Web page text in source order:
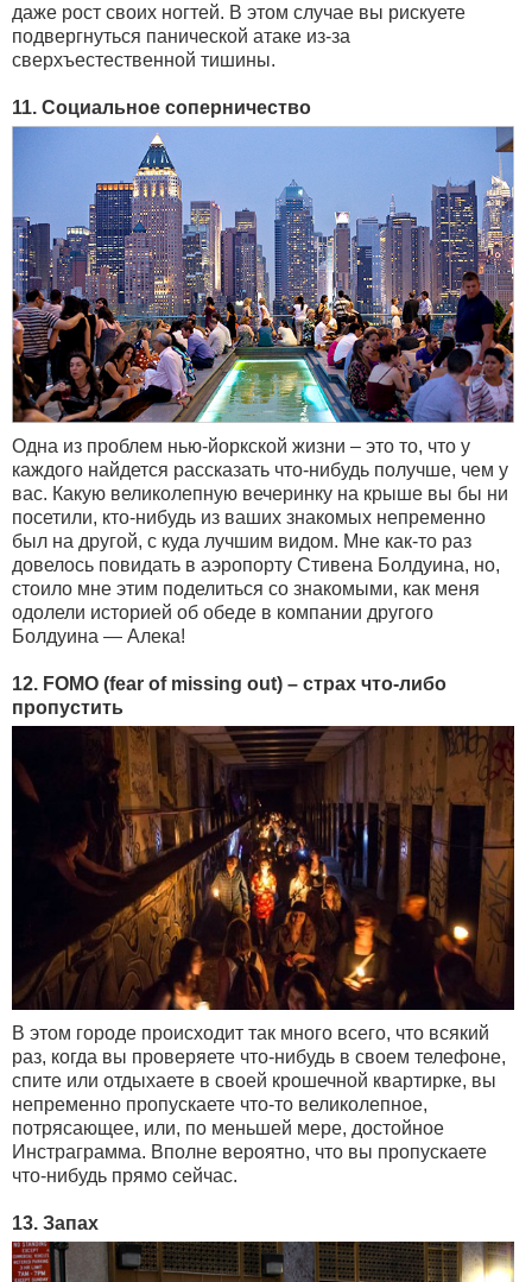
даже рост своих ногтей. В этом случае вы рискуете
подвергнуться панической атаке из-за
сверхъестественной тишины.
11. Социальное соперничество
Одна из проблем нью-йоркской жизни – это то, что у
каждого найдется рассказать что-нибудь получше, чем у
вас. Какую великолепную вечеринку на крыше вы бы ни
посетили, кто-нибудь из ваших знакомых непременно
был на другой, с куда лучшим видом. Мне как-то раз
довелось повидать в аэропорту Стивена Болдуина, но,
стоило мне этим поделиться со знакомыми, как меня
одолели историей об обеде в компании другого
Болдуина — Алека!
12. FOMO (fear of missing out) – страх что-либо
пропустить
В этом городе происходит так много всего, что всякий
раз, когда вы проверяете что-нибудь в своем телефоне,
спите или отдыхаете в своей крошечной квартирке, вы
непременно пропускаете что-то великолепное,
потрясающее, или, по меньшей мере, достойное
Инстраграмма. Вполне вероятно, что вы пропускаете
что-нибудь прямо сейчас.
13. Запах